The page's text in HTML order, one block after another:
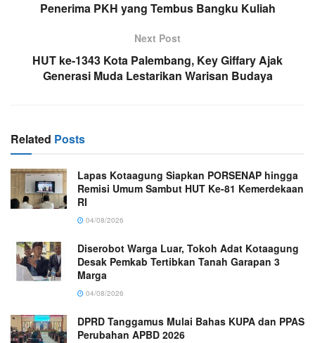
Penerima PKH yang Tembus Bangku Kuliah
Next Post
HUT ke-1343 Kota Palembang, Key Giffary Ajak
Generasi Muda Lestarikan Warisan Budaya
Related Posts
Lapas Kotaagung Siapkan PORSENAP hingga
Remisi Umum Sambut HUT Ke-81 Kemerdekaan
RI
04/08/2026
Diserobot Warga Luar, Tokoh Adat Kotaagung
Desak Pemkab Tertibkan Tanah Garapan 3
Marga
04/08/2026
DPRD Tanggamus Mulai Bahas KUPA dan PPAS
Perubahan APBD 2026